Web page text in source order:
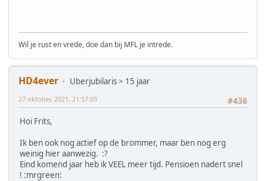
Wil je rust en vrede, doe dan bij MFL je intrede.
HD4ever
Uberjubilaris > 15 jaar
#436
27 oktober, 2021, 21:57:03
Hoi Frits,
Ik ben ook nog actief op de brommer, maar ben nog erg
weinig hier aanwezig. :?
Eind komend jaar heb ik VEEL meer tijd. Pensioen nadert snel
! :mrgreen: